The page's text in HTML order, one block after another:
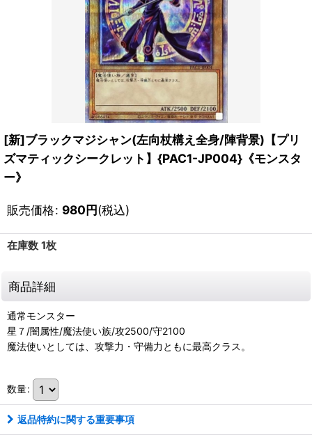
[新]ブラックマジシャン(左向杖構え全身/陣背景)【プリ
ズマティックシークレット】{PAC1-JP004}《モンスタ
ー》
販売価格: 980円(税込)
在庫数 1枚
商品詳細
通常モンスター
星７/闇属性/魔法使い族/攻2500/守2100
魔法使いとしては、攻撃力・守備力ともに最高クラス。
数量:
返品特約に関する重要事項